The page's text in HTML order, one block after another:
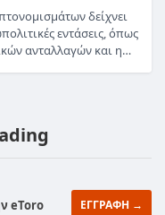
δείχνει
εντάσεις, όπως
ανταλλαγών και η…
eToro ΕΓΓΡΑΦΗ →